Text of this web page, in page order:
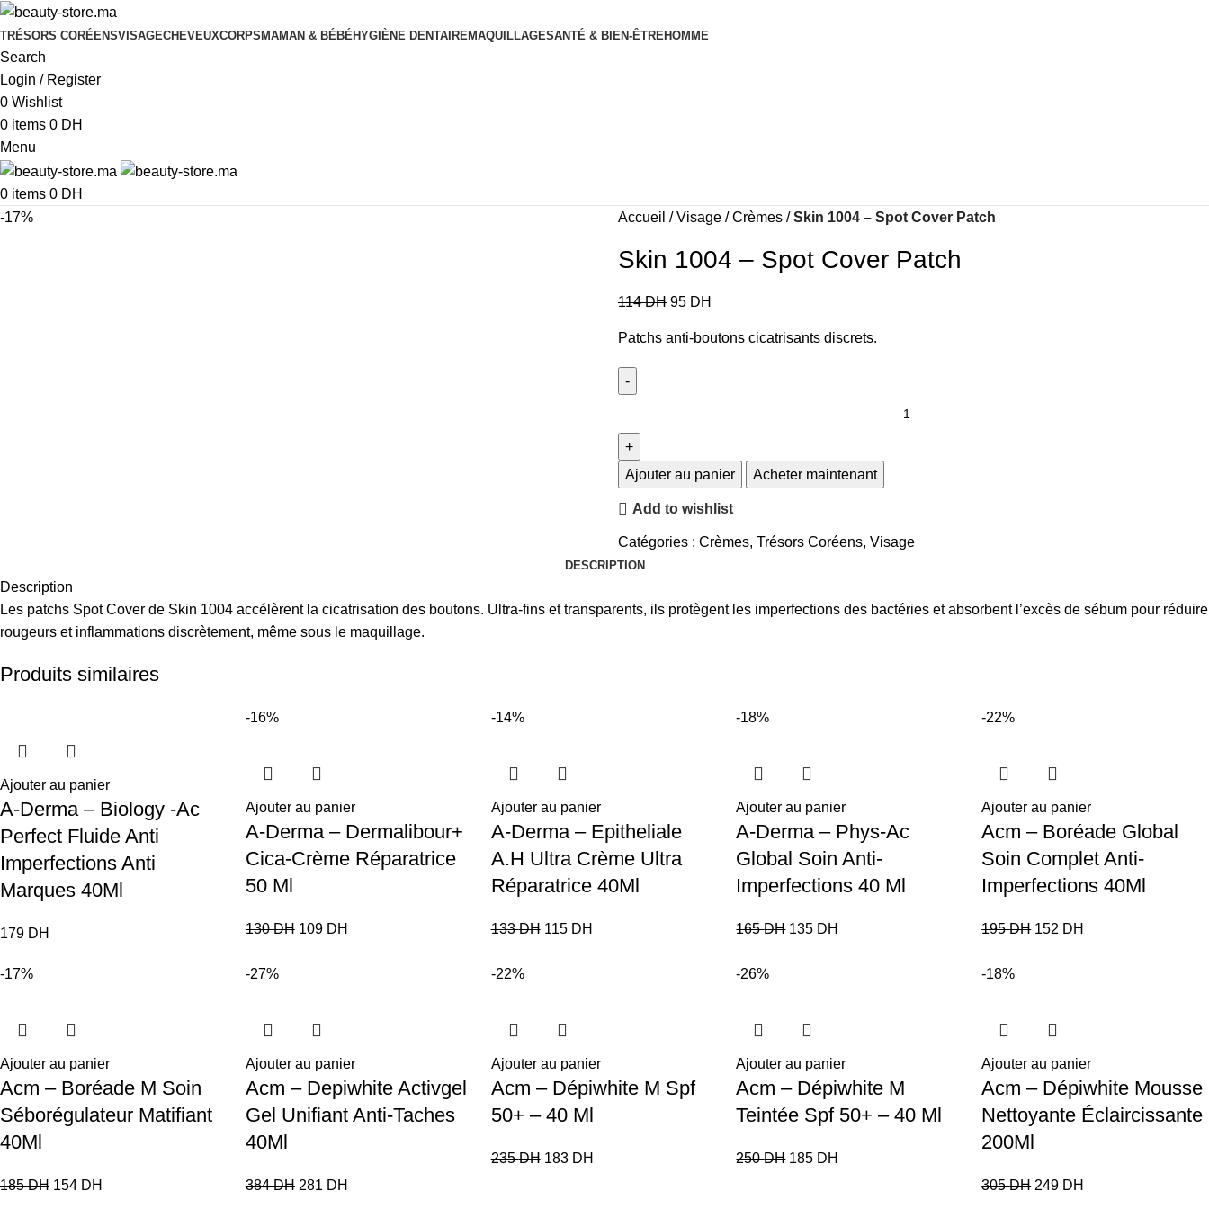
TRÉSORS CORÉENSVISAGECHEVEUXCORPS MAMAN & BÉBÉHYGIÈNE DENTAIREMAQUILLAGESANTÉ & BIEN-ÊTREHOMME
Search
Login / Register
0 Wishlist
0 items 0 DH
Menu
0 items 0 DH
-17%
Accueil Visage Crèmes Skin 1004 – Spot Cover Patch
Skin 1004 – Spot Cover Patch
114DH 95 DH
Patchs anti-boutons cicatrisants discrets.
Ajouter au panier Acheter maintenant
Add to wishlist
Catégories : Crèmes, Trésors Coréens, Visage
DESCRIPTION
Description
Les patchs Spot Cover de Skin 1004 accélèrent la cicatrisation des boutons. Ultra-fins et transparents, ils protègent les imperfections des bactéries et absorbent l’excès de sébum pour réduire
rougeurs et inflammations discrètement, même sous le maquillage.
Produits similaires
Ajouter au panier
A-Derma – Biology -Ac
Perfect Fluide Anti
Imperfections Anti
Marques 40Ml
179 DH
-16%
Ajouter au panier
A-Derma – Dermalibour+
Cica-Crème Réparatrice
50 Ml
130DH 109 DH
-14%
Ajouter au panier
A-Derma – Epitheliale
A.H Ultra Crème Ultra
Réparatrice 40Ml
133DH 115 DH
-18%
Ajouter au panier
A-Derma – Phys-Ac
Global Soin Anti-
Imperfections 40 Ml
165DH 135 DH
-22%
Ajouter au panier
Acm – Boréade Global
Soin Complet Anti-
Imperfections 40Ml
195DH 152 DH
-17%
Ajouter au panier
Acm – Boréade M Soin
Séborégulateur Matifiant
40Ml
185DH 154 DH
-27%
Ajouter au panier
Acm – Depiwhite Activgel
Gel Unifiant Anti-Taches
40Ml
384DH 281 DH
-22%
Ajouter au panier
Acm – Dépiwhite M Spf
50+ – 40 Ml
235DH 183 DH
-26%
Ajouter au panier
Acm – Dépiwhite M
Teintée Spf 50+ – 40 Ml
250DH 185 DH
-18%
Ajouter au panier
Acm – Dépiwhite Mousse
Nettoyante Éclaircissante
200Ml
305DH 249 DH